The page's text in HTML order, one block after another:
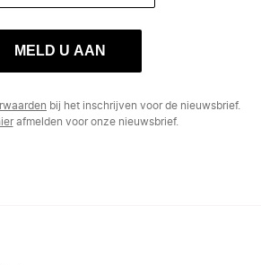
MELD U AAN
bij het inschrijven voor de nieuwsbrief.
afmelden voor onze nieuwsbrief.